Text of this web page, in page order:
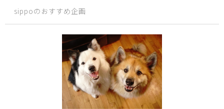
sippoのおすすめ企画